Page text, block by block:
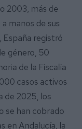
2003, más de
manos de sus
España registró
género, 50
de la Fiscalía
casos activos
de 2025, los
se han cobrado
en Andalucía, la